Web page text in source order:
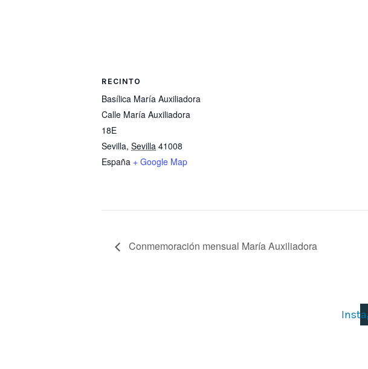
RECINTO
Basílica María Auxiliadora
Calle María Auxiliadora
18E
Sevilla, Sevilla 41008
España + Google Map
Conmemoración mensual María Auxiliadora